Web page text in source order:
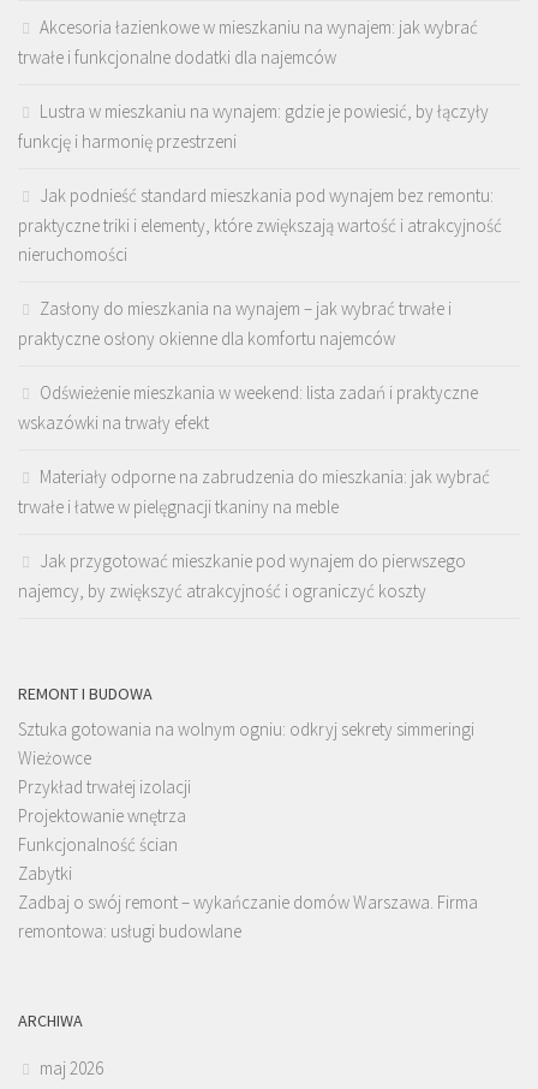
Akcesoria łazienkowe w mieszkaniu na wynajem: jak wybrać
trwałe i funkcjonalne dodatki dla najemców
Lustra w mieszkaniu na wynajem: gdzie je powiesić, by łączyły
funkcję i harmonię przestrzeni
Jak podnieść standard mieszkania pod wynajem bez remontu:
praktyczne triki i elementy, które zwiększają wartość i atrakcyjność
nieruchomości
Zasłony do mieszkania na wynajem – jak wybrać trwałe i
praktyczne osłony okienne dla komfortu najemców
Odświeżenie mieszkania w weekend: lista zadań i praktyczne
wskazówki na trwały efekt
Materiały odporne na zabrudzenia do mieszkania: jak wybrać
trwałe i łatwe w pielęgnacji tkaniny na meble
Jak przygotować mieszkanie pod wynajem do pierwszego
najemcy, by zwiększyć atrakcyjność i ograniczyć koszty
REMONT I BUDOWA
Sztuka gotowania na wolnym ogniu: odkryj sekrety simmeringi
Wieżowce
Przykład trwałej izolacji
Projektowanie wnętrza
Funkcjonalność ścian
Zabytki
Zadbaj o swój remont – wykańczanie domów Warszawa. Firma
remontowa: usługi budowlane
ARCHIWA
maj 2026